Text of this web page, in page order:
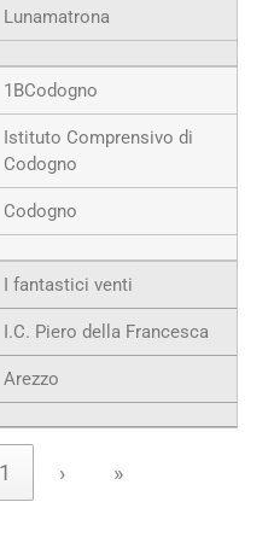
Lunamatrona
1BCodogno
Istituto Comprensivo di
Codogno
Codogno
I fantastici venti
I.C. Piero della Francesca
Arezzo
1 › »